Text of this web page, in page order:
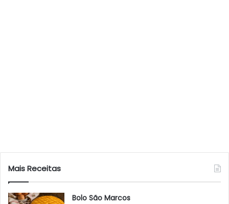
Mais Receitas
Bolo São Marcos